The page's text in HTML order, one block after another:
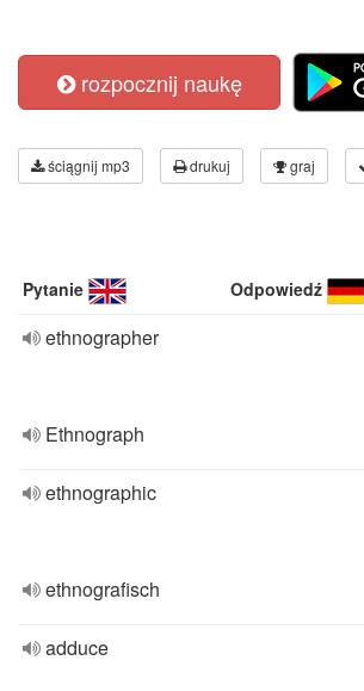
rozpocznij naukę
ściągnij mp3 drukuj graj
Pytanie Odpowiedź
ethnographer
Ethnograph
ethnographic
ethnografisch
adduce